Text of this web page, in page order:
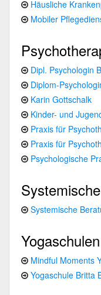
Häusliche
Mobiler
Dipl. Psychologin
Diplom-
Karin Gottschalk
Kinder- und
Praxis für
Praxis für
Psychologische
Systemische
Yogaschulen
Mindful Moments
Yogaschule Britta